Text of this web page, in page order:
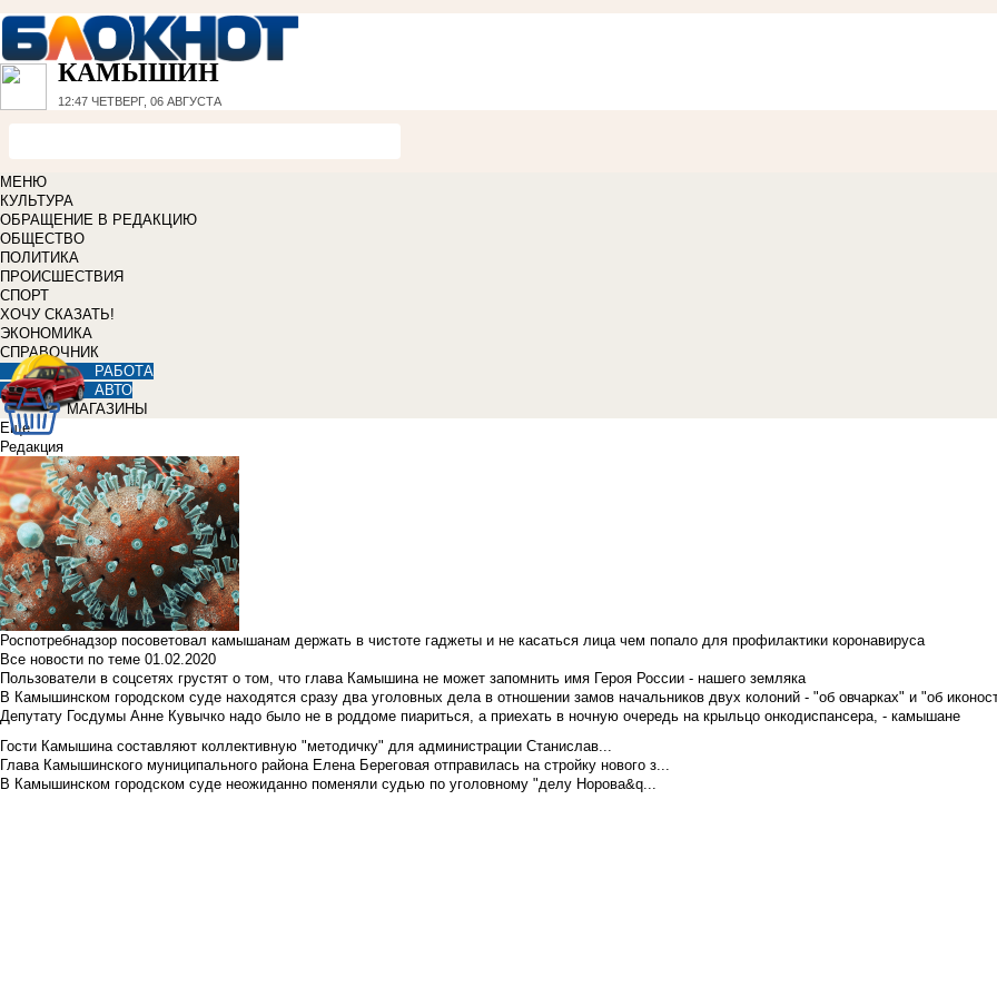
КАМЫШИН
12:47 ЧЕТВЕРГ, 06 АВГУСТА
МЕНЮ
КУЛЬТУРА
ОБРАЩЕНИЕ В РЕДАКЦИЮ
ОБЩЕСТВО
ПОЛИТИКА
ПРОИСШЕСТВИЯ
СПОРТ
ХОЧУ СКАЗАТЬ!
ЭКОНОМИКА
СПРАВОЧНИК
РАБОТА
АВТО
МАГАЗИНЫ
Еще
Редакция
Роспотребнадзор посоветовал камышанам держать в чистоте гаджеты и не касаться лица чем попало для профилактики коронавируса
Все новости по теме 01.02.2020
Пользователи в соцсетях грустят о том, что глава Камышина не может запомнить имя Героя России - нашего земляка
В Камышинском городском суде находятся сразу два уголовных дела в отношении замов начальников двух колоний - "об овчарках" и "об
Депутату Госдумы Анне Кувычко надо было не в роддоме пиариться, а приехать в ночную очередь на крыльцо онкодиспансера, - камышане
Гости Камышина составляют коллективную "методичку" для администрации Станислав...
Глава Камышинского муниципального района Елена Береговая отправилась на стройку нового з...
В Камышинском городском суде неожиданно поменяли судью по уголовному "делу Норова&q...